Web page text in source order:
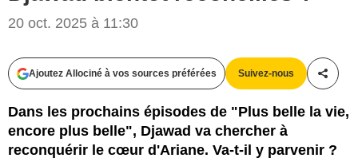
20 oct. 2025 à 11:30
Ajoutez Allociné à vos sources préférées Suivez-nous
Dans les prochains épisodes de "Plus belle la vie,
encore plus belle", Djawad va chercher à
reconquérir le cœur d'Ariane. Va-t-il y parvenir ?